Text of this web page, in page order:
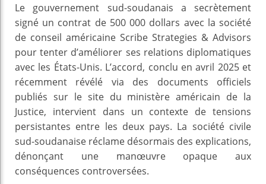
Le gouvernement sud-soudanais a secrètement
signé un contrat de 500 000 dollars avec la société
de conseil américaine Scribe Strategies & Advisors
pour tenter d’améliorer ses relations diplomatiques
avec les États-Unis. L’accord, conclu en avril 2025 et
récemment révélé via des documents officiels
publiés sur le site du ministère américain de la
Justice, intervient dans un contexte de tensions
persistantes entre les deux pays. La société civile
sud-soudanaise réclame désormais des explications,
dénonçant une manœuvre opaque aux
conséquences controversées.